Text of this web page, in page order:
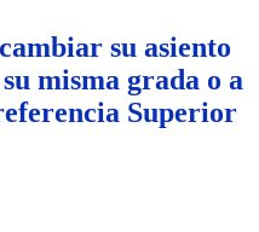
su asiento
misma grada o a
Superior